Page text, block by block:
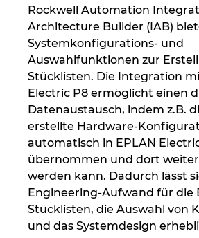
Rockwell Automation
Architecture Builder (IAB)
Systemkonfigurations- und
Auswahlfunktionen zur
Stücklisten. Die Integration
Electric P8 ermöglicht einen
Datenaustausch, indem z.B.
erstellte Hardware-
automatisch in EPLAN
übernommen und dort
werden kann. Dadurch lässt
Engineering-Aufwand für die
Stücklisten, die Auswahl von
und das Systemdesign
Polen
Portugal
Rumänien
Schweden
Schweiz
Serbien